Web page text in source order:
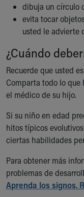
Doggie Brigade
During Your Visit
Financial Services
Visiting
Gift Shop
Department of
Health Info
Healthy Info,
Inside Children's
KidsHealth Topics
Educational
Injury Prevention
Medical Records
dibuja un círculo
evita tocar
usted le advierte
¿Cuándo
Recuerde que usted
Comparta todo lo que
el médico de su hijo.
Si su niño en edad
hitos típicos
ciertas habilidades
Para obtener más
problemas de
Aprenda los signos.